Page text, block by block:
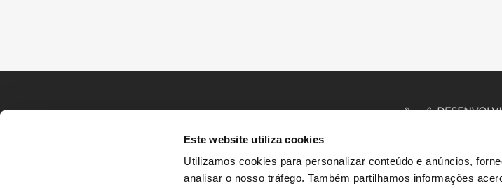
Este website utiliza cookies
Utilizamos cookies para personalizar conteúdo e anúncios,
analisar o nosso tráfego. Também partilhamos informações
INÍCIO HISTÓRIAS